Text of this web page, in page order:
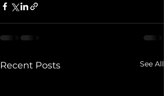
Recent Posts See All